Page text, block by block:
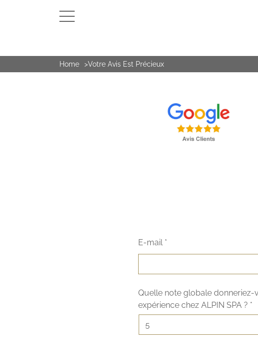
Home Votre Avis Est Précieux
E-mail *
Quelle note globale donneriez-
expérience chez ALPIN SPA ? *